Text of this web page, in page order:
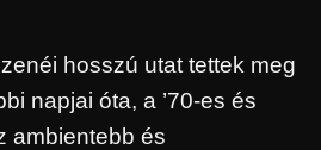
hosszú utat tettek meg
napjai óta, a ’70-es és
ambientebb és